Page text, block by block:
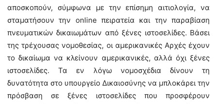
αποσκοπούν, σύμφωνα με την επίσημη αιτιολογία, να
σταματήσουν την online πειρατεία και την παραβίαση
πνευματικών δικαιωμάτων από ξένες ιστοσελίδες. Βάσει
της τρέχουσας νομοθεσίας, οι αμερικανικές Aρχές έχουν
το δικαίωμα να κλείνουν αμερικανικές, αλλά όχι ξένες
ιστοσελίδες. Τα εν λόγω νομοσχέδια δίνουν τη
δυνατότητα στο υπουργείο Δικαιοσύνης να μπλοκάρει την
πρόσβαση σε ξένες ιστοσελίδες που προσφέρουν